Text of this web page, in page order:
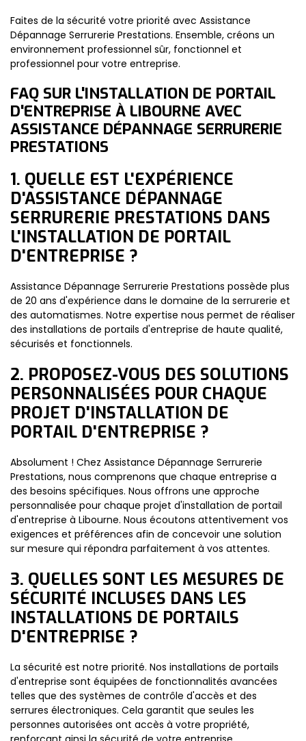
Faites de la sécurité votre priorité avec Assistance
Dépannage Serrurerie Prestations. Ensemble, créons un
environnement professionnel sûr, fonctionnel et
professionnel pour votre entreprise.
FAQ SUR L'INSTALLATION DE PORTAIL
D'ENTREPRISE À LIBOURNE AVEC
ASSISTANCE DÉPANNAGE SERRURERIE
PRESTATIONS
1. QUELLE EST L'EXPÉRIENCE
D'ASSISTANCE DÉPANNAGE
SERRURERIE PRESTATIONS DANS
L'INSTALLATION DE PORTAIL
D'ENTREPRISE ?
Assistance Dépannage Serrurerie Prestations possède plus
de 20 ans d'expérience dans le domaine de la serrurerie et
des automatismes. Notre expertise nous permet de réaliser
des installations de portails d'entreprise de haute qualité,
sécurisés et fonctionnels.
2. PROPOSEZ-VOUS DES SOLUTIONS
PERSONNALISÉES POUR CHAQUE
PROJET D'INSTALLATION DE
PORTAIL D'ENTREPRISE ?
Absolument ! Chez Assistance Dépannage Serrurerie
Prestations, nous comprenons que chaque entreprise a
des besoins spécifiques. Nous offrons une approche
personnalisée pour chaque projet d'installation de portail
d'entreprise à Libourne. Nous écoutons attentivement vos
exigences et préférences afin de concevoir une solution
sur mesure qui répondra parfaitement à vos attentes.
3. QUELLES SONT LES MESURES DE
SÉCURITÉ INCLUSES DANS LES
INSTALLATIONS DE PORTAILS
D'ENTREPRISE ?
La sécurité est notre priorité. Nos installations de portails
d'entreprise sont équipées de fonctionnalités avancées
telles que des systèmes de contrôle d'accès et des
serrures électroniques. Cela garantit que seules les
personnes autorisées ont accès à votre propriété,